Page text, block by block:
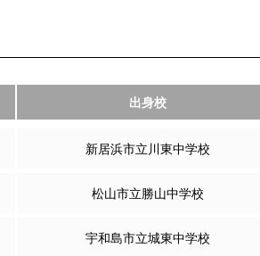
出身校
新居浜市立川東中学校
松山市立勝山中学校
宇和島市立城東中学校